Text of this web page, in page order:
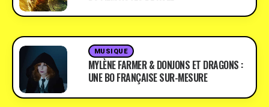
MUSIQUE
MYLÈNE FARMER & DONJONS ET DRAGONS :
UNE BO FRANÇAISE SUR-MESURE